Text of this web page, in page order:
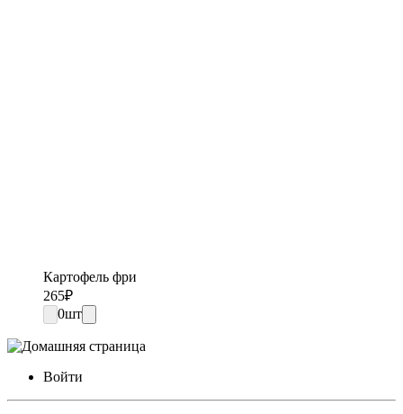
Картофель фри
265₽
0шт
Войти